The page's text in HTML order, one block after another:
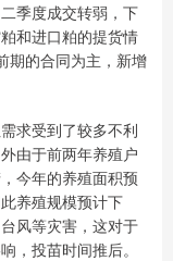
季度成交转弱，下
和进口粕的提货情
期的合同为主，新增
求受到了较多不利
由于前两年养殖户
今年的养殖面积预
养殖规模预计下
风等灾害，这对于
，投苗时间推后。